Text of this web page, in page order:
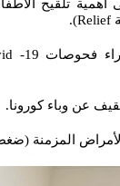
تلقيح